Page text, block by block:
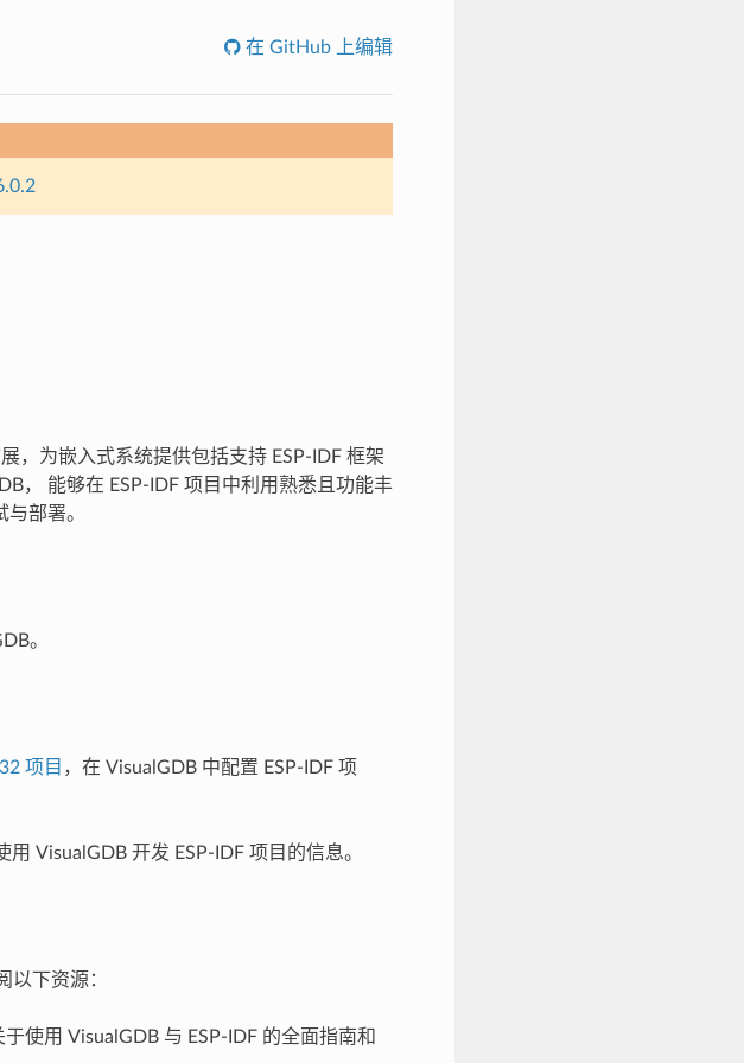
在 GitHub 上编辑
，为嵌入式系统提供包括支持 ESP-IDF 框架
， 能够在 ESP-IDF 项目中利用熟悉且功能丰
部署。
。
项目 ，在 VisualGDB 中配置 ESP-IDF 项
用 VisualGDB 开发 ESP-IDF 项目的信息。
以下资源：
使用 VisualGDB 与 ESP-IDF 的全面指南和